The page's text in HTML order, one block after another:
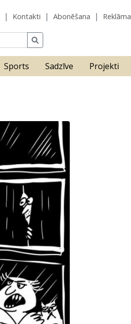
Kontakti Abonēšana Reklāma
Sports Sadzīve Projekti